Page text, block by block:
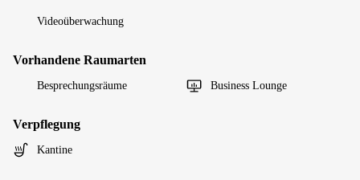
Videoüberwachung
Vorhandene Raumarten
Besprechungsräume Business Lounge
Verpflegung
Kantine